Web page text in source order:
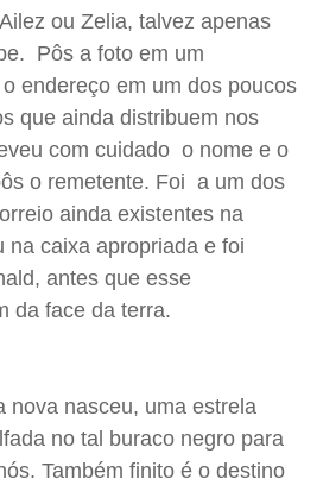
ou Zelia, talvez apenas
Pôs a foto em um
endereço em um dos poucos
que ainda distribuem nos
com cuidado o nome e o
o remetente. Foi a um dos
ainda existentes na
na caixa apropriada e foi
antes que esse
da face da terra.
nova nasceu, uma estrela
no tal buraco negro para
Também finito é o destino